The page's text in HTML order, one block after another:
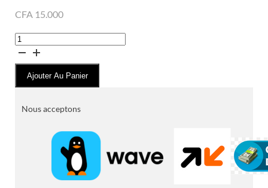
CFA 15.000
quantité
de
Ceinture
NoirAjouter Au Panier
Nous acceptons